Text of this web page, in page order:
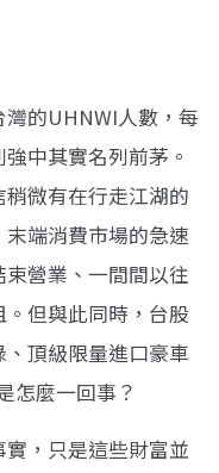
的UHNWI人數，每
中其實名列前茅。
微有在行走江湖的
端消費市場的急速
營業、一間間以往
但與此同時，台股
頂級限量進口豪車
怎麼一回事？
，只是這些財富並